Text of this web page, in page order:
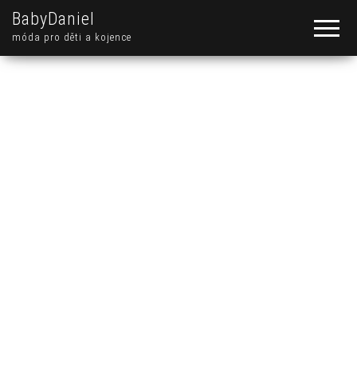
BabyDaniel
móda pro děti a kojence